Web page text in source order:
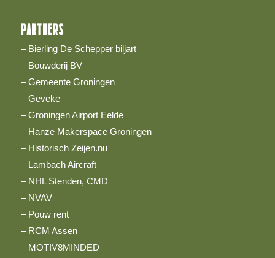
PARTNERS
– Bierling De Schepper biljart
– Bouwderij BV
– Gemeente Groningen
– Geveke
– Groningen Airport Eelde
– Hanze Makerspace Groningen
– Historisch Zeijen.nu
– Lambach Aircraft
– NHL Stenden, CMD
– NVAV
– Pouw rent
– RCM Assen
– MOTIV8MINDED